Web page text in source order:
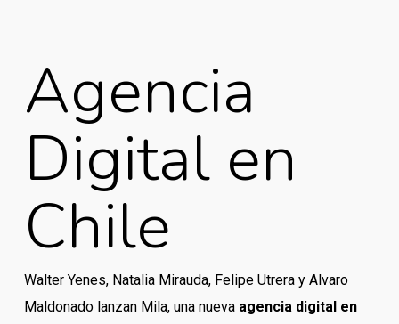
Agencia
Digital en
Chile
Walter Yenes, Natalia Mirauda, Felipe Utrera y Alvaro
Maldonado lanzan Mila, una nueva agencia digital en